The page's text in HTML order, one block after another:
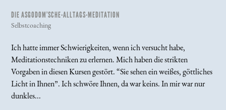
DIE ASGODOM’SCHE-ALLTAGS-MEDITATION
Selbstcoaching
Ich hatte immer Schwierigkeiten, wenn ich versucht habe,
Meditationstechniken zu erlernen. Mich haben die strikten
Vorgaben in diesen Kursen gestört. “Sie sehen ein weißes, göttliches
Licht in Ihnen”. Ich schwöre Ihnen, da war keins. In mir war nur
dunkles...